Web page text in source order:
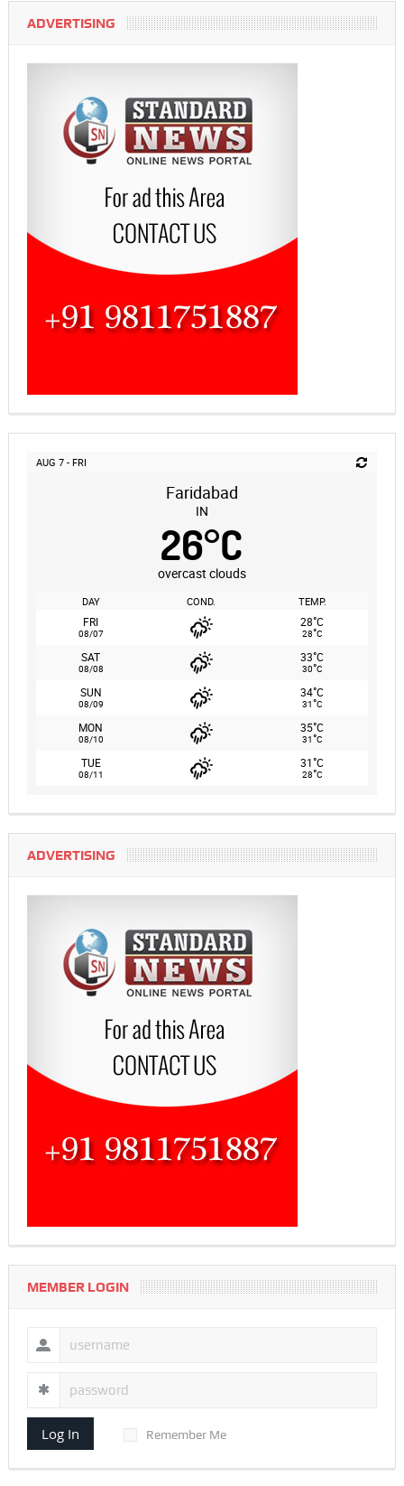
ADVERTISING
AUG 7 - FRI
Faridabad
IN
26°C
overcast clouds
DAY COND. TEMP.
FRI
08/07
28°C
28°C
SAT
08/08
33°C
30°C
SUN
08/09
34°C
31°C
MON
08/10
35°C
31°C
TUE
08/11
31°C
28°C
ADVERTISING
MEMBER LOGIN
Log In Remember Me